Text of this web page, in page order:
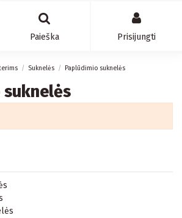
Paieška Prisijungti
Suknelės Paplūdimio suknelės
suknelės